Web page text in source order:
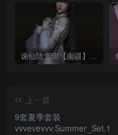
诛仙陆雪琪【南疆】CoveRig
上一篇
9套夏季套装
vvvevevvv.Summer_Set.1